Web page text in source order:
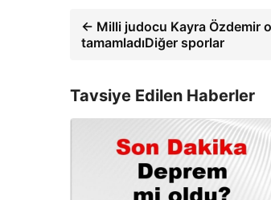
← Milli judocu Kayra Özdemir
tamamladıDiğer sporlar
Tavsiye Edilen Haberler